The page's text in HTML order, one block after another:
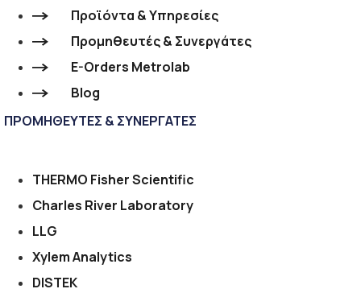
Προϊόντα & Υπηρεσίες
Προμηθευτές & Συνεργάτες
E-Orders Metrolab
Blog
ΠΡΟΜΗΘΕΥΤΕΣ & ΣΥΝΕΡΓΑΤΕΣ
THERMO Fisher Scientific
Charles River Laboratory
LLG
Xylem Analytics
DISTEK